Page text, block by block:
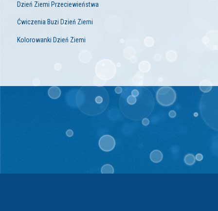
Dzień Ziemi Przeciewieństwa
Ćwiczenia Buzi Dzień Ziemi
Kolorowanki Dzień Ziemi